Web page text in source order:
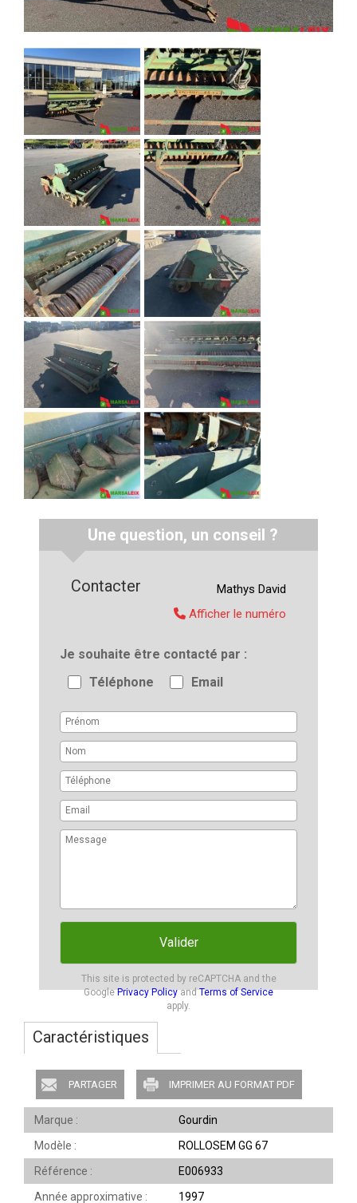
Caractéristiques
PARTAGER IMPRIMER AU FORMAT PDF
Marque
Gourdin
Modèle
ROLLOSEM GG 67
Référence
E006933
Année approximative
1997
Une question, un conseil ?
Je souhaite être contacté par
Téléphone
Email
Valider
This site is protected by reCAPTCHA and the
GooglePrivacy PolicyandTerms of Service
apply.
Contacter Mathys David
Afficher le numéro